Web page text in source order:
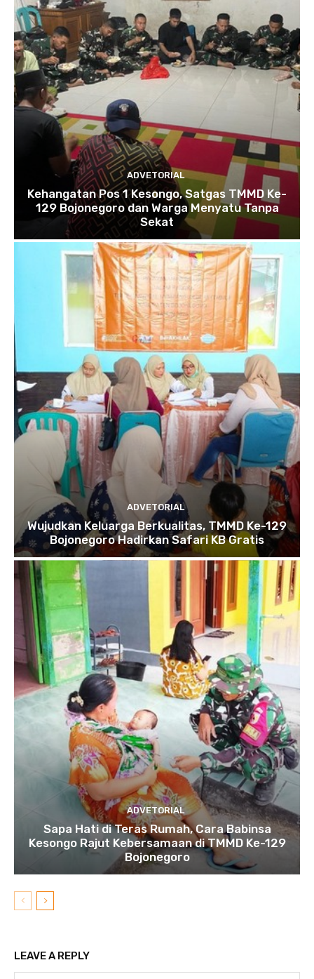
ADVETORIAL
Kehangatan Pos 1 Kesongo, Satgas TMMD Ke-
129 Bojonegoro dan Warga Menyatu Tanpa
Sekat
ADVETORIAL
Wujudkan Keluarga Berkualitas, TMMD Ke-129
Bojonegoro Hadirkan Safari KB Gratis
ADVETORIAL
Sapa Hati di Teras Rumah, Cara Babinsa
Kesongo Rajut Kebersamaan di TMMD Ke-129
Bojonegoro
LEAVE A REPLY